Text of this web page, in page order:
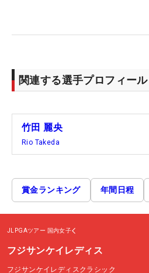
関連する選手プロフィー
竹田 麗央
Rio Takeda
賞金ランキング 年間日程
JLPGAツアー 国内女子
フジサンケイレディス
フジサンケイレディスクラシック